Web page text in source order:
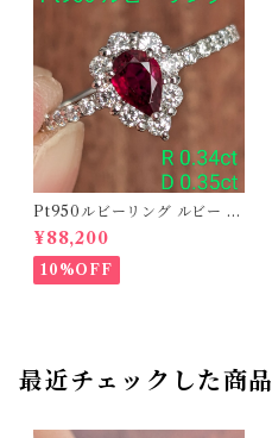
Pt950ルビーリング ルビー 0.
34ct ダイヤモンド 0.35ct【P
RO206885】
¥88,200
10%OFF
最近チェックした商品